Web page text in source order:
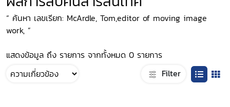
“ ค้นหา เลขเรียก: McArdle, Tom,editor of moving image
work, ”
แสดงข้อมูล ถึง รายการ จากทั้งหมด 0 รายการ
Filter